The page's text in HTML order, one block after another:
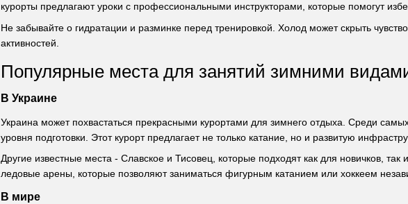
курорты предлагают уроки с профессиональными инструкторами, которые помогут
Не забывайте о гидратации и разминке перед тренировкой. Холод может скрыть
активностей.
Популярные места для занятий зимними
В Украине
Украина может похвастаться прекрасными курортами для зимнего отдыха. Среди
уровня подготовки. Этот курорт предлагает не только катание, но и развитую
Другие известные места - Славское и Тисовец, которые подходят как для новичков,
ледовые арены, которые позволяют заниматься фигурным катанием или хоккеем
В мире